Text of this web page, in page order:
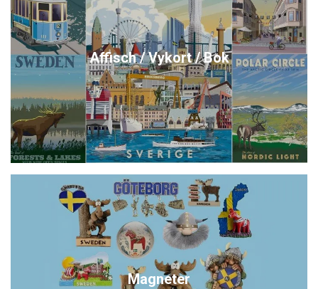
Affisch / Vykort / Bok
Magneter